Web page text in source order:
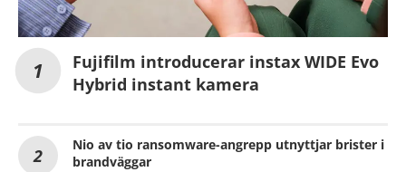
Fujifilm introducerar instax WIDE Evo
Hybrid instant kamera
Nio av tio ransomware-angrepp utnyttjar brister i
brandväggar